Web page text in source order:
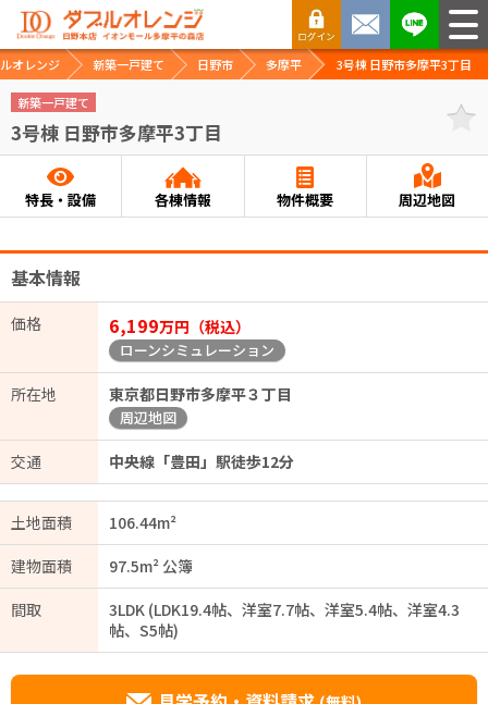
オレンジ 新築一戸建て 日野市 多摩平 3号棟 日野市多摩平3丁目
新築一戸建て
3号棟 日野市多摩平3丁目
特長・設備 各棟情報 物件概要 周辺地図
基本情報
価格 6,199万円（税込）
ローンシミュレーション
所在地 東京都日野市多摩平３丁目
周辺地図
交通 中央線「豊田」駅徒歩12分
土地面積
106.44m²
建物面積
97.5m² 公簿
間取
3LDK (LDK19.4帖、洋室7.7帖、洋室5.4帖、洋室4.3
帖、S5帖)